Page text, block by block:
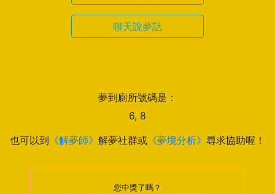
聊天說夢話
夢到廁所號碼是：
6, 8
也可以到 《解夢師》 解夢社群或 《夢境分析》 尋求協助喔！
您中獎了嗎？